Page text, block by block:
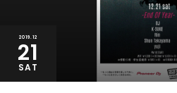
2019.12
21
SAT